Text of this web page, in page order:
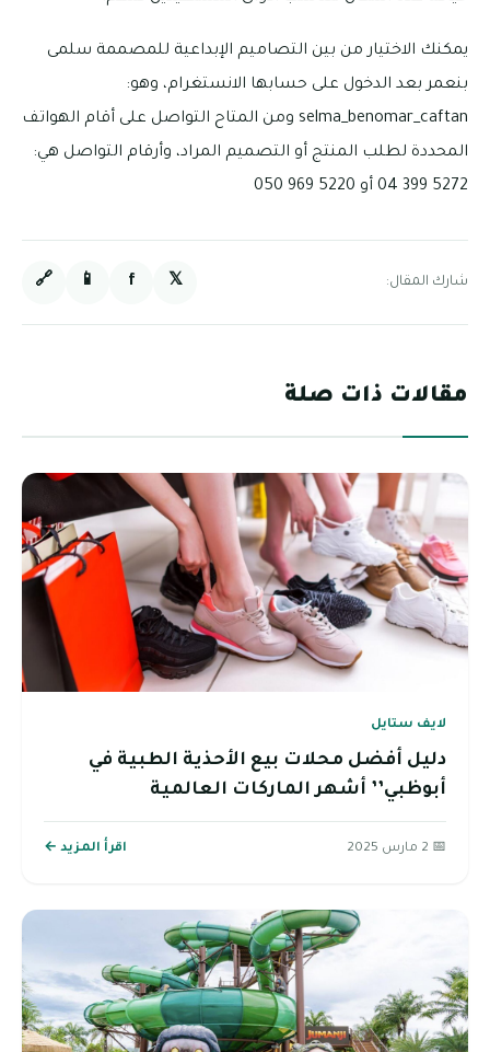
يمكنك الاختيار من بين التصاميم الإبداعية للمصممة سلمى
بنعمر بعد الدخول على حسابها الانستغرام، وهو:
selma_benomar_caftan ومن المتاح التواصل على أقام الهواتف
المحددة لطلب المنتج أو التصميم المراد، وأرقام التواصل هي:
5272 399 04 أو 5220 969 050
شارك المقال: 𝕏
f
📱
🔗
مقالات ذات صلة
لايف ستايل
دليل أفضل محلات بيع الأحذية الطبية في
أبوظبي’’ أشهر الماركات العالمية
📅 2 مارس 2025 اقرأ المزيد ←